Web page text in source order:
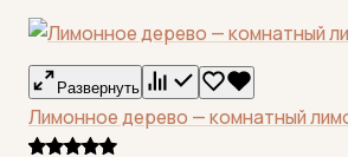
Развернуть
Лимонное дерево — комнатный